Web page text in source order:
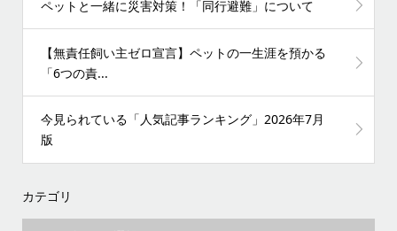
ペットと一緒に災害対策！「同行避難」について
【無責任飼い主ゼロ宣言】ペットの一生涯を預かる
「6つの責...
今見られている「人気記事ランキング」2026年7月
版
カテゴリ